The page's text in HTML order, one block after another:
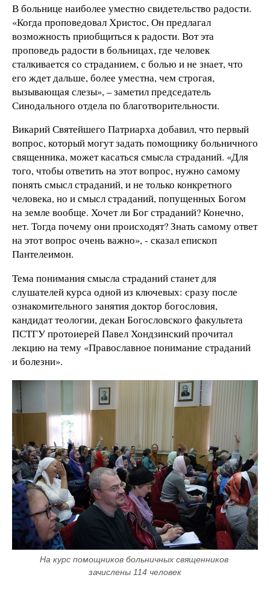
В больнице наиболее уместно свидетельство радости.
«Когда проповедовал Христос, Он предлагал
возможность приобщиться к радости. Вот эта
проповедь радости в больницах, где человек
сталкивается со страданием, с болью и не знает, что
его ждет дальше, более уместна, чем строгая,
вызывающая слезы», – заметил председатель
Синодального отдела по благотворительности.
Викарий Святейшего Патриарха добавил, что первый
вопрос, который могут задать помощнику больничного
священника, может касаться смысла страданий. «Для
того, чтобы ответить на этот вопрос, нужно самому
понять смысл страданий, и не только конкретного
человека, но и смысл страданий, попущенных Богом
на земле вообще. Хочет ли Бог страданий? Конечно,
нет. Тогда почему они происходят? Знать самому ответ
на этот вопрос очень важно», - сказал епископ
Пантелеимон.
Тема понимания смысла страданий станет для
слушателей курса одной из ключевых: сразу после
ознакомительного занятия доктор богословия,
кандидат теологии, декан Богословского факультета
ПСТГУ протоиерей Павел Хондзинский прочитал
лекцию на тему «Православное понимание страданий
и болезни».
На курс помощников больничных священников
зачислены 114 человек